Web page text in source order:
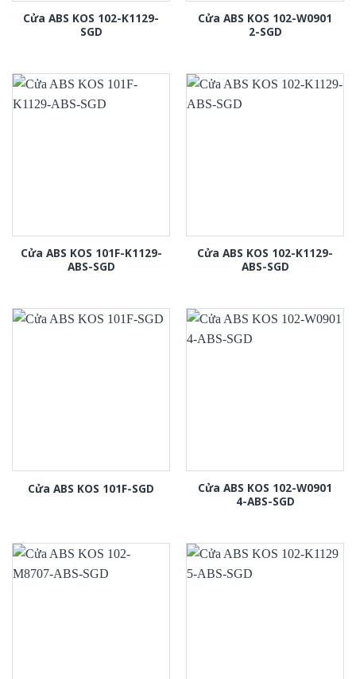
Cửa ABS KOS 102-K1129-
SGD
Cửa ABS KOS 102-W0901
2-SGD
Cửa ABS KOS 101F-K1129-
ABS-SGD
Cửa ABS KOS 102-K1129-
ABS-SGD
Cửa ABS KOS 101F-SGD
Cửa ABS KOS 102-W0901
4-ABS-SGD